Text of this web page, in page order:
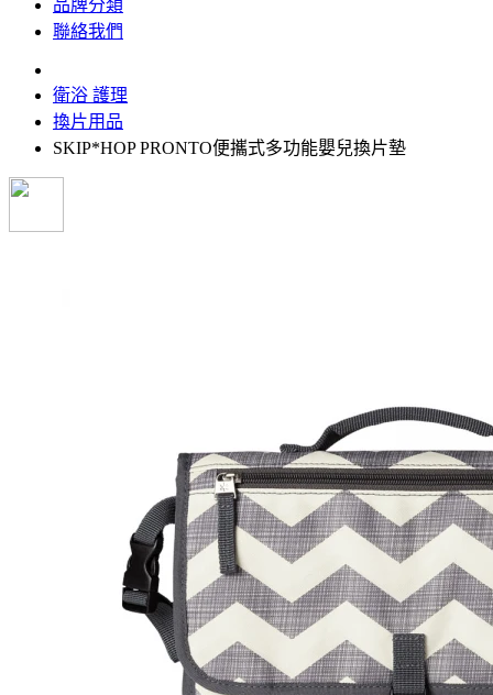
品牌分類
聯絡我們
衛浴 護理
換片用品
SKIP*HOP PRONTO便攜式多功能嬰兒換片墊